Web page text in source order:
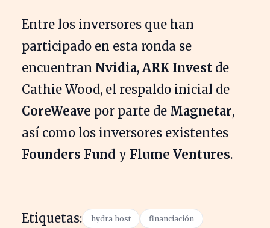
Entre los inversores que han
participado en esta ronda se
encuentran Nvidia, ARK Invest de
Cathie Wood, el respaldo inicial de
CoreWeave por parte de Magnetar,
así como los inversores existentes
Founders Fund y Flume Ventures.
Etiquetas: hydra host financiación